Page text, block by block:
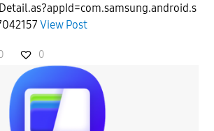
View Post
0